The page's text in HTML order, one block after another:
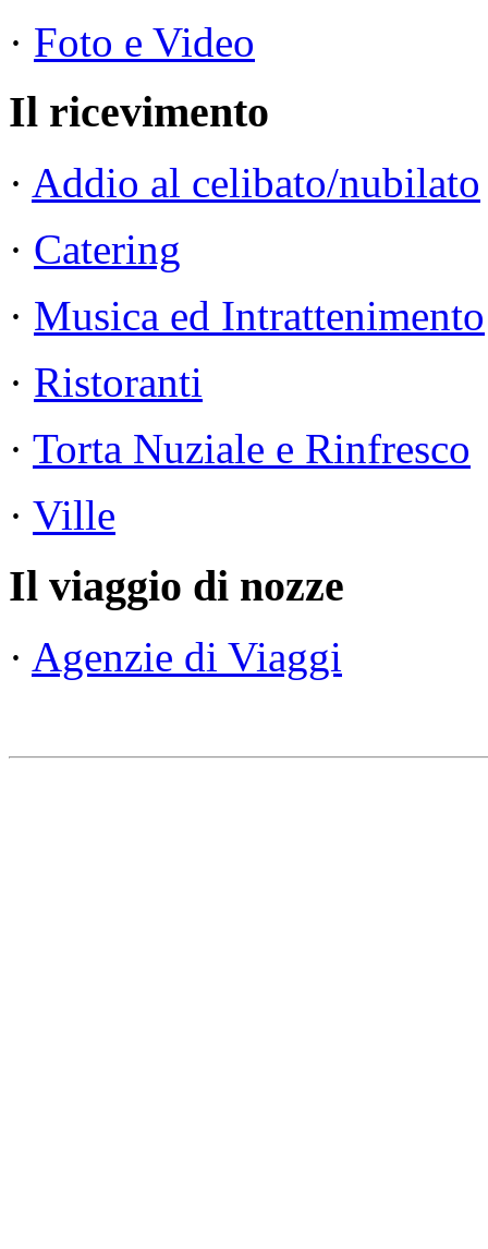
· Foto e Video
Il ricevimento
· Addio al celibato/nubilato
· Catering
· Musica ed Intrattenimento
· Ristoranti
· Torta Nuziale e Rinfresco
· Ville
Il viaggio di nozze
· Agenzie di Viaggi